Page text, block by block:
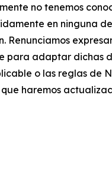
no tenemos
en ninguna
Renunciamos
adaptar dichas
o las reglas de
haremos